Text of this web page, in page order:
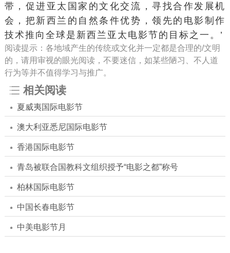
带，促进亚太国家的文化交流，寻找合作发展机
会，把新西兰的自然条件优势，领先的电影制作
技术推向全球是新西兰亚太电影节的目标之一。’
阅读提示：各地域产生的传统或文化并一定都是合理的/文明
的，请用审视的眼光阅读，不要迷信，如某些陋习、不人道
行为等并不值得学习与推广。
相关阅读
夏威夷国际电影节
澳大利亚悉尼国际电影节
香港国际电影节
青岛被联合国教科文组织授予“电影之都”称号
柏林国际电影节
中国长春电影节
中美电影节月